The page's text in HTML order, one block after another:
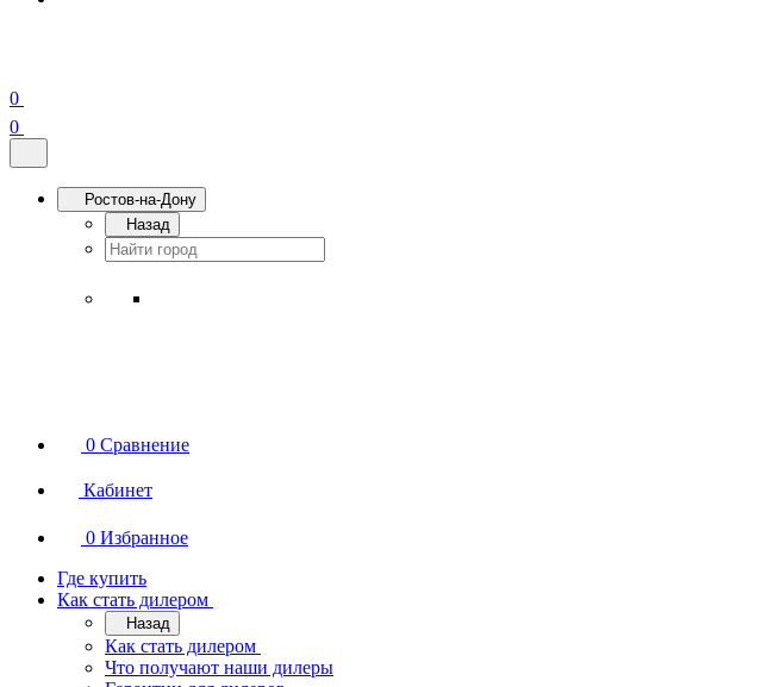
0
0
Ростов-на-Дону
Назад
0 Сравнение
Кабинет
0 Избранное
Где купить
Как стать дилером
Назад
Как стать дилером
Что получают наши дилеры